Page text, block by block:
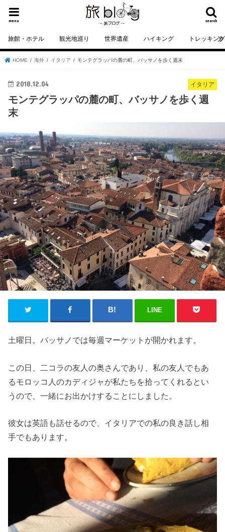
search
menu
旅館・ホテル 観光地巡り 世界遺産 ハイキング トレッキング
HOME 海外 イタリア モンテグラッパの麓の町、バッサノを歩く週末
イタリア
2018.12.04
モンテグラッパの麓の町、バッサノを歩く週
末
LINE
土曜日。バッサノでは毎週マーケットが開かれます。
この日、二コラの友人の奥さんであり、私の友人でもあ
るモロッコ人のカディジャが私たちを拾ってくれるとい
うので、一緒にお出かけすることにしました。
彼女は英語も話せるので、イタリアでの私の良き話し相
手でもあります。